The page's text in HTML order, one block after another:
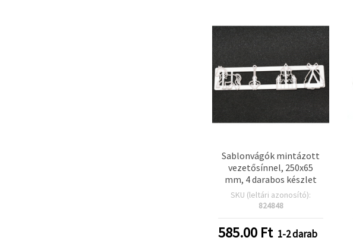
Sablonvágók mintázott
vezetősínnel, 250x65
mm, 4 darabos készlet
SKU (leltári azonosító):
824848
585.00 Ft 1-2 darab